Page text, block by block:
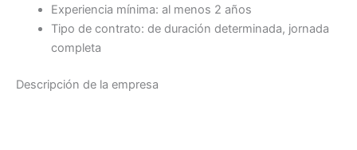
Experiencia mínima: al menos 2 años
Tipo de contrato: de duración determinada, jornada
completa
Descripción de la empresa